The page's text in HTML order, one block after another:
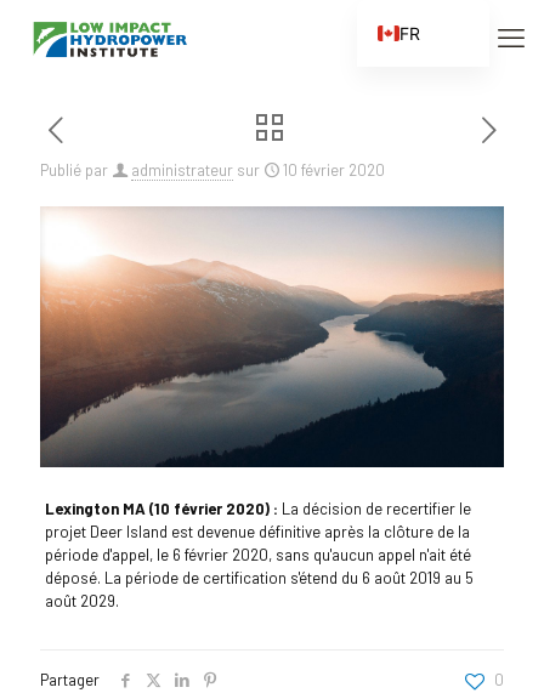
Publié par administrateur sur 10 février 2020
Lexington MA (10 février 2020) : La décision de recertifier le
projet Deer Island est devenue définitive après la clôture de la
période d'appel, le 6 février 2020, sans qu'aucun appel n'ait été
déposé. La période de certification s'étend du 6 août 2019 au 5
août 2029.
Partager 0
FR